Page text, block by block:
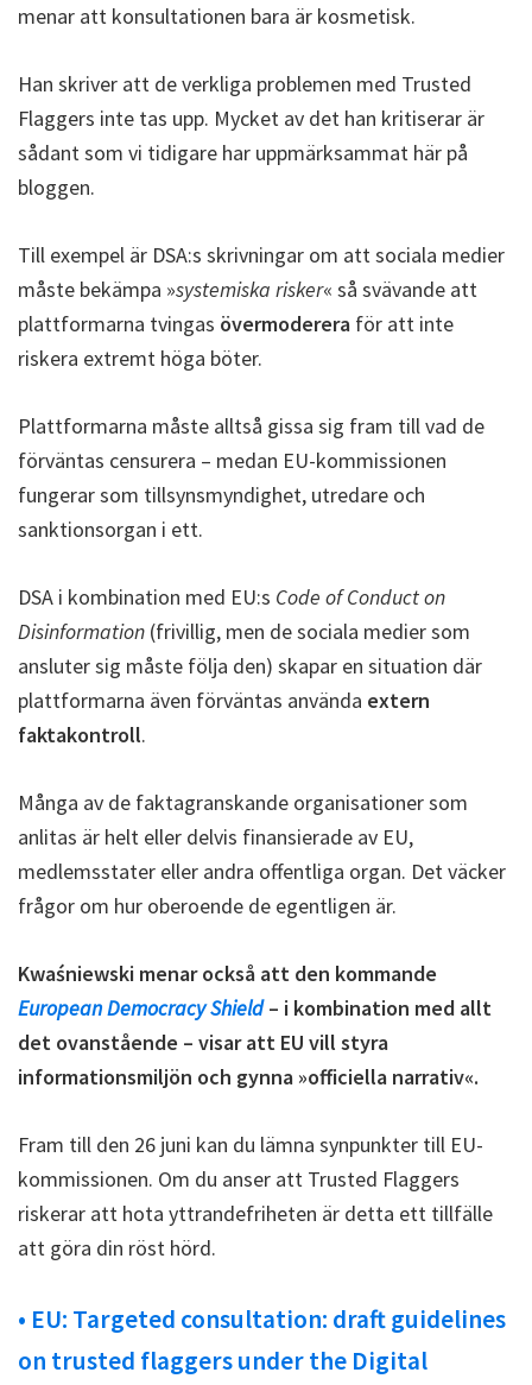
menar att konsultationen bara är kosmetisk.
Han skriver att de verkliga problemen med Trusted
Flaggers inte tas upp. Mycket av det han kritiserar är
sådant som vi tidigare har uppmärksammat här på
bloggen.
Till exempel är DSA:s skrivningar om att sociala medier
måste bekämpa »systemiska risker« så svävande att
plattformarna tvingas övermoderera för att inte
riskera extremt höga böter.
Plattformarna måste alltså gissa sig fram till vad de
förväntas censurera – medan EU-kommissionen
fungerar som tillsynsmyndighet, utredare och
sanktionsorgan i ett.
DSA i kombination med EU:s Code of Conduct on
Disinformation (frivillig, men de sociala medier som
ansluter sig måste följa den) skapar en situation där
plattformarna även förväntas använda extern
faktakontroll.
Många av de faktagranskande organisationer som
anlitas är helt eller delvis finansierade av EU,
medlemsstater eller andra offentliga organ. Det väcker
frågor om hur oberoende de egentligen är.
Kwaśniewski menar också att den kommande
European Democracy Shield– i kombination med allt
det ovanstående – visar att EU vill styra
informationsmiljön och gynna »officiella narrativ«.
Fram till den 26 juni kan du lämna synpunkter till EU-
kommissionen. Om du anser att Trusted Flaggers
riskerar att hota yttrandefriheten är detta ett tillfälle
att göra din röst hörd.
• EU: Targeted consultation: draft guidelines
on trusted flaggers under the Digital